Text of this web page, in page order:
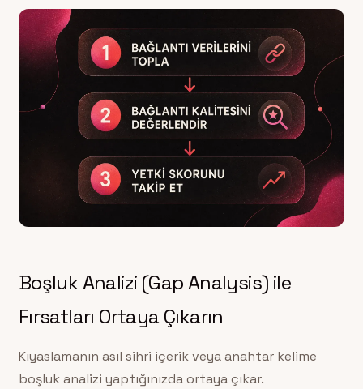
Boşluk Analizi (Gap Analysis) ile
Fırsatları Ortaya Çıkarın
Kıyaslamanın asıl sihri içerik veya anahtar kelime
boşluk analizi yaptığınızda ortaya çıkar.